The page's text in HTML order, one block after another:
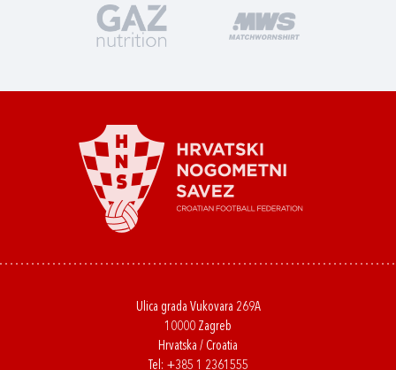
Ulica grada Vukovara 269A
10000 Zagreb
Hrvatska / Croatia
Tel: +385 1 2361555